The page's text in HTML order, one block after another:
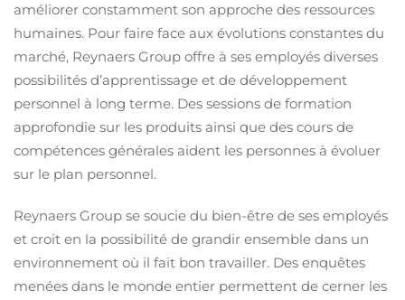
améliorer constamment son approche des ressources
humaines. Pour faire face aux évolutions constantes du
marché, Reynaers Group offre à ses employés diverses
possibilités d’apprentissage et de développement
personnel à long terme. Des sessions de formation
approfondie sur les produits ainsi que des cours de
compétences générales aident les personnes à évoluer
sur le plan personnel.
Reynaers Group se soucie du bien-être de ses employés
et croit en la possibilité de grandir ensemble dans un
environnement où il fait bon travailler. Des enquêtes
menées dans le monde entier permettent de cerner les